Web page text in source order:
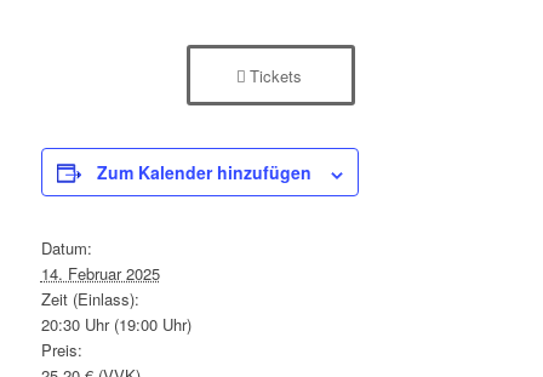
Tickets
Zum Kalender hinzufügen
Datum:
14. Februar 2025
Zeit (Einlass):
20:30 Uhr (19:00 Uhr)
Preis: